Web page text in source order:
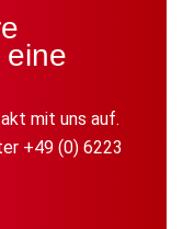
eine
mit uns auf.
+49 (0) 6223